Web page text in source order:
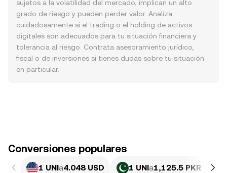
sujetos a la volatilidad del mercado, implican un alto
grado de riesgo y pueden perder valor. Analiza
cuidadosamente si el trading o el holding de activos
digitales son adecuados para tu situación financiera y
tolerancia al riesgo. Contrata asesoramiento jurídico,
fiscal o de inversiones si tienes dudas sobre tu situación
en particular.
Conversiones populares
1 UNIa4.048 USD 1 UNIa1,125.5 PKR